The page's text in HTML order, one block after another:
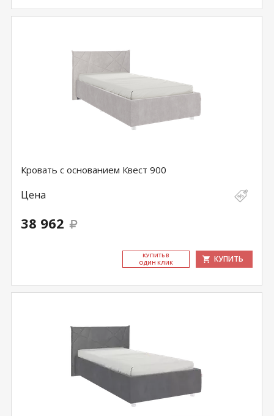
Кровать с основанием Квест 900
Цена
38 962
КУ­ПИТЬ В
ОДИН КЛИК
КУПИТЬ